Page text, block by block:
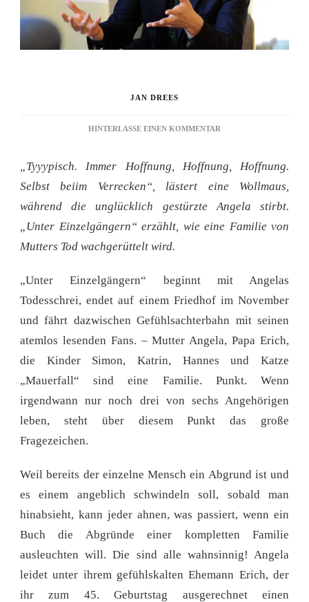
JAN DREES
HINTERLASSE EINEN KOMMENTAR
„Tyyypisch. Immer Hoffnung, Hoffnung, Hoffnung.
Selbst beiim Verrecken“, lästert eine Wollmaus,
während die unglücklich gestürzte Angela stirbt.
„Unter Einzelgängern“ erzählt, wie eine Familie von
Mutters Tod wachgerüttelt wird.
„Unter Einzelgängern“ beginnt mit Angelas
Todesschrei, endet auf einem Friedhof im November
und fährt dazwischen Gefühlsachterbahn mit seinen
atemlos lesenden Fans. – Mutter Angela, Papa Erich,
die Kinder Simon, Katrin, Hannes und Katze
„Mauerfall“ sind eine Familie. Punkt. Wenn
irgendwann nur noch drei von sechs Angehörigen
leben, steht über diesem Punkt das große
Fragezeichen.
Weil bereits der einzelne Mensch ein Abgrund ist und
es einem angeblich schwindeln soll, sobald man
hinabsieht, kann jeder ahnen, was passiert, wenn ein
Buch die Abgründe einer kompletten Familie
ausleuchten will. Die sind alle wahnsinnig! Angela
leidet unter ihrem gefühlskalten Ehemann Erich, der
ihr zum 45. Geburtstag ausgerechnet einen